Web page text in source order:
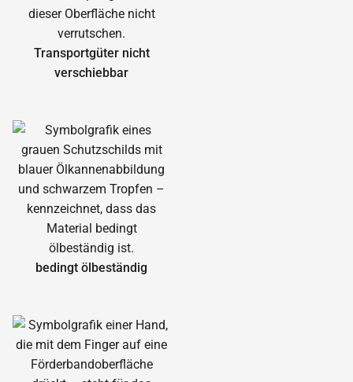
Transportgüter nicht
verschiebbar
bedingt ölbeständig